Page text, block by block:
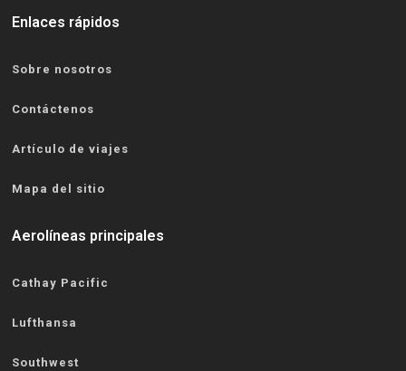
Enlaces rápidos
Sobre nosotros
Contáctenos
Artículo de viajes
Mapa del sitio
Aerolíneas principales
Cathay Pacific
Lufthansa
Southwest